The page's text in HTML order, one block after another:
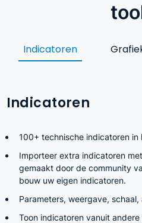
Indicatoren
Indicatoren
100+ technische indicatoren in
Importeer extra indicatoren
gemaakt door de community
bouw uw eigen indicatoren.
Parameters, weergave, schaal,
Toon indicatoren vanuit